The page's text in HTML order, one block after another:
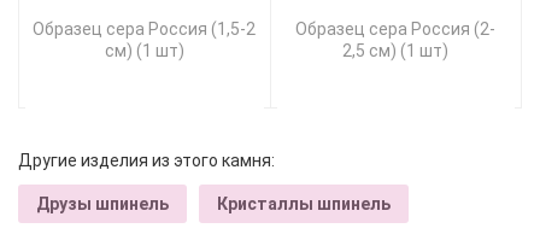
Образец сера Россия (1,5-2
см) (1 шт)
Образец сера Россия (2-
2,5 см) (1 шт)
Другие изделия из этого камня:
Друзы шпинель Кристаллы шпинель